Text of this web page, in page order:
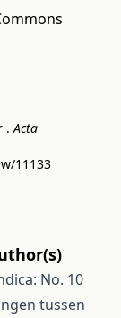
.Acta
11133
No. 10
tussen